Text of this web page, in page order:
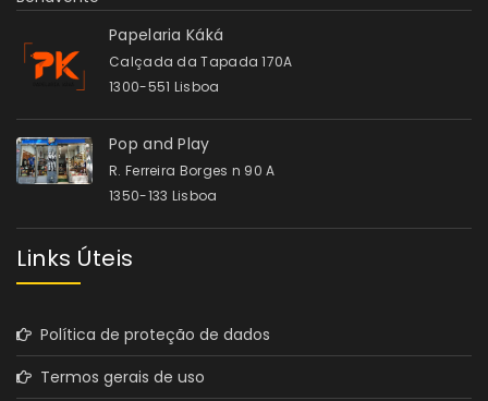
Papelaria Káká
Calçada da Tapada 170A
1300-551 Lisboa
Pop and Play
R. Ferreira Borges n 90 A
1350-133 Lisboa
Links Úteis
Política de proteção de dados
Termos gerais de uso